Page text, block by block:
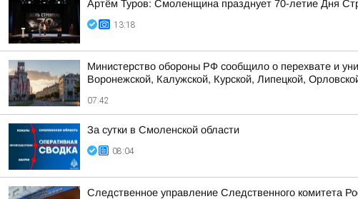
Артём Туров: Смоленщина празднует 70-летие Дня
13:18
Министерство обороны РФ сообщило о перехвате и
Воронежской, Калужской, Курской, Липецкой,
07:42
За сутки в Смоленской области
08:04
Следственное управление Следственного комитета